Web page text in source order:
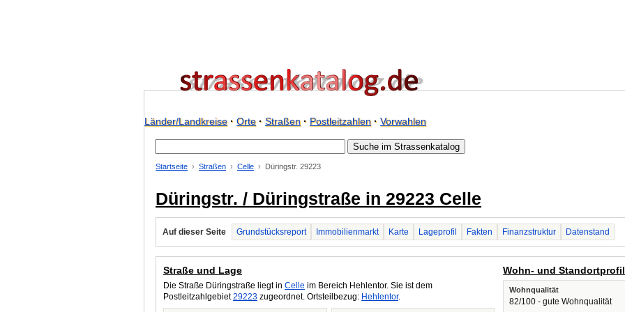
Länder/Landkreise· Orte· Straßen· Postleitzahlen· Vorwahlen
Startseite Straßen Celle Düringstr. 29223
Düringstr. / Düringstraße in 29223 Celle
Auf dieser Seite Grundstücksreport Immobilienmarkt Karte Lageprofil Fakten Finanzstruktur Datenstand
Straße und Lage
Die Straße Düringstraße liegt in Celle im Bereich Hehlentor. Sie ist dem
Postleitzahlgebiet29223 zugeordnet. Ortsteilbezug: Hehlentor.
Wohn- und Standortprofil
Wohnqualität
82/100 - gute Wohnqualität